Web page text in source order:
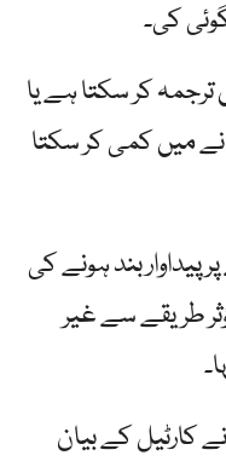
کی۔
ترجمہ کر سکتا ہے یا
میں کمی کر سکتا
پیداوار بند ہونے کی
طریقے سے غیر
کارٹیل کے بیان